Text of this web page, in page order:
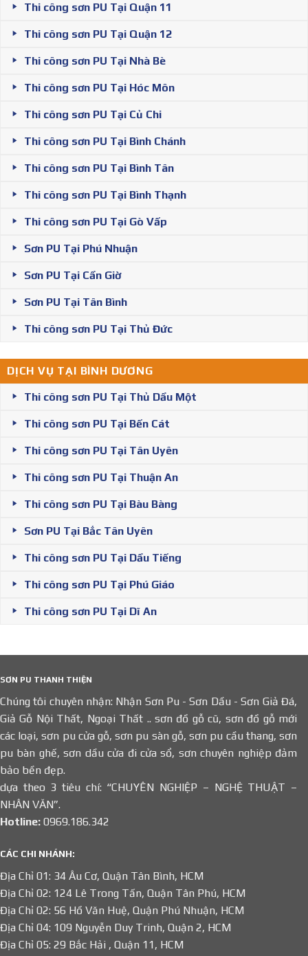
Thi công sơn PU Tại Quận 11
Thi công sơn PU Tại Quận 12
Thi công sơn PU Tại Nhà Bè
Thi công sơn PU Tại Hóc Môn
Thi công sơn PU Tại Củ Chi
Thi công sơn PU Tại Bình Chánh
Thi công sơn PU Tại Bình Tân
Thi công sơn PU Tại Bình Thạnh
Thi công sơn PU Tại Gò Vấp
Sơn PU Tại Phú Nhuận
Sơn PU Tại Cần Giờ
Sơn PU Tại Tân Bình
Thi công sơn PU Tại Thủ Đức
DỊCH VỤ TẠI BÌNH DƯƠNG
Thi công sơn PU Tại Thủ Dầu Một
Thi công sơn PU Tại Bến Cát
Thi công sơn PU Tại Tân Uyên
Thi công sơn PU Tại Thuận An
Thi công sơn PU Tại Bàu Bàng
Sơn PU Tại Bắc Tân Uyên
Thi công sơn PU Tại Dầu Tiếng
Thi công sơn PU Tại Phú Giáo
Thi công sơn PU Tại Dĩ An
SƠN PU THANH THIỆN
Chúng tôi chuyên nhận: Nhận Sơn Pu - Sơn Dầu - Sơn Giả Đá,
Giả Gỗ Nội Thất, Ngoại Thất .. sơn đồ gỗ cũ, sơn đồ gỗ mới
các loại, sơn pu cửa gỗ, sơn pu sàn gỗ, sơn pu cầu thang, sơn
pu bàn ghế, sơn dầu cửa đi cửa sổ, sơn chuyên nghiệp đảm
bảo bền đẹp.
dựa theo 3 tiêu chí: “CHUYÊN NGHIỆP – NGHỆ THUẬT –
NHÂN VĂN”.
Hotline: 0969.186.342
CÁC CHI NHÁNH:
Địa Chỉ 01: 34 Âu Cơ, Quận Tân Bình, HCM
Địa Chỉ 02: 124 Lê Trong Tấn, Quận Tân Phú, HCM
Địa Chỉ 02: 56 Hồ Văn Huệ, Quận Phú Nhuận, HCM
Địa Chỉ 04: 109 Nguyễn Duy Trinh, Quận 2, HCM
Địa Chỉ 05: 29 Bắc Hải , Quận 11, HCM